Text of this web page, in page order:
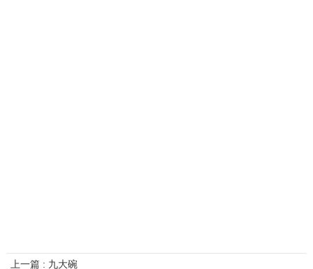
上一篇 : 九大碗